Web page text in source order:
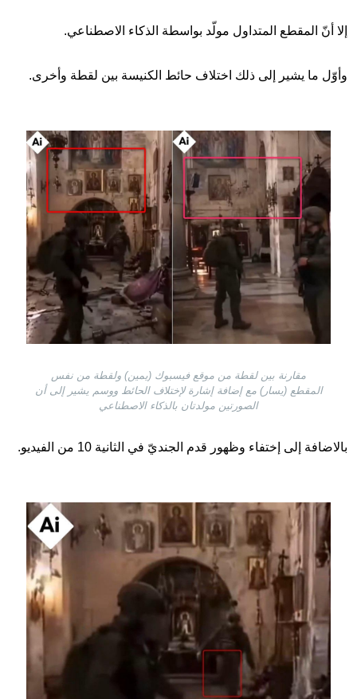
إلا أنّ المقطع المتداول مولّد بواسطة الذكاء الاصطناعي.
وأوّل ما يشير إلى ذلك اختلاف حائط الكنيسة بين لقطة وأخرى.
Image
مقارنة بين لقطة من موقع فيسبوك (يمين) ولقطة من نفس
المقطع (يسار) مع إضافة إشارة لإختلاف الحائط ووسم يشير إلى أن
الصورتين مولدتان بالذكاء الاصطناعي
بالاضافة إلى إختفاء وظهور قدم الجنديّ في الثانية 10 من الفيديو.
Image